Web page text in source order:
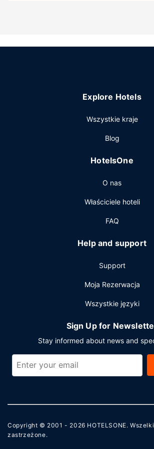
piękny widok. Dostępne są również takie
przechowalnia rowerów.
Pozostałe udogodnienia
Udogodnienia na miejscu to bezpłatne
Explore Hotels
Wszystkie kraje
Blog
HotelsOne
O nas
Właściciele hoteli
FAQ
Help and support
Support
Moja Rezerwacja
Wszystkie języki
Sign Up for
Stay informed about news and
Copyright © 2001 - 2026 HOTELSONE.
zastrzeżone.